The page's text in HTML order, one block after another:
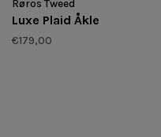
Røros Tweed
Luxe Plaid Åkle
€179,00